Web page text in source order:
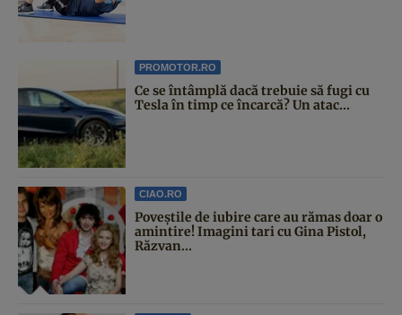
PROMOTOR.RO
Ce se întâmplă dacă trebuie să fugi cu
Tesla în timp ce încarcă? Un atac...
CIAO.RO
Poveştile de iubire care au rămas doar o
amintire! Imagini tari cu Gina Pistol,
Răzvan...